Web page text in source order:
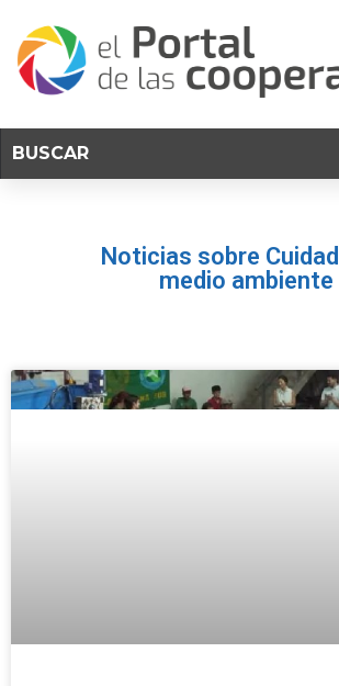
Noticias sobre
medio ambiente